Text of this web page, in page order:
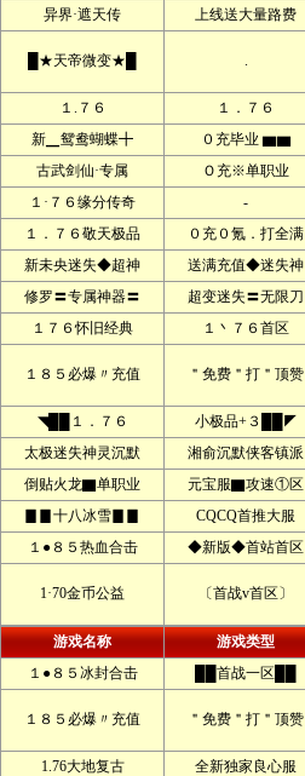
异界·遮天传 上线送大量路费
█★天帝微变★█ .
１.７６ １．７６
新▁鸳鸯蝴蝶╋
０充毕业 ▆▆
古武剑仙·专属
Ｏ充※单职业
１·７６缘分传奇
-
１．７６敬天极品
０充０氪．打全满
新未央迷失◆超神
送满充值◆迷失神
修罗〓专属神器〓
超变迷失〓无限刀
１７６怀旧经典
１丶７６首区
１８５必爆〃充值 ＂免费＂打＂顶赞
◥██１．７６ 小极品+３██◤
太极迷失神灵沉默
湘俞沉默侠客镇派
倒贴火龙▇单职业
元宝服▇攻速①区
▊▊十八冰雪▊▊
CQCQ首推大服
１●８５热血合击
◆新版◆首站首区
1·70金币公益 〔首战v首区〕
游戏名称 游戏类型
１●８５冰封合击
██首战一区██
１８５必爆〃充值 ＂免费＂打＂顶赞
1.76大地复古 全新独家良心服